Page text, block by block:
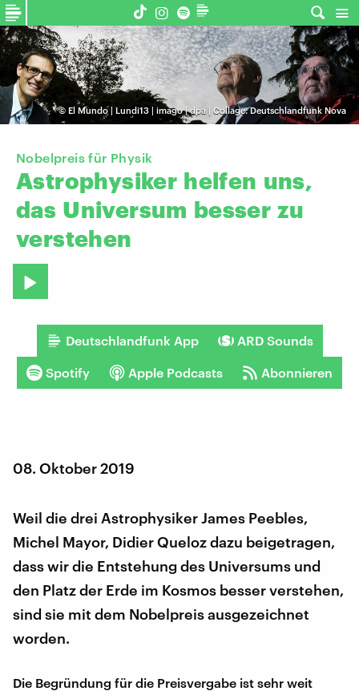
© El Mundo | Lundi13 | imago | dpa | Collage: Deutschlandfunk Nova
Nobelpreis für Physik
Astrophysiker helfen uns,
das Universum besser zu
verstehen
Deutschlandfunk App ARD Sounds
Spotify Apple Podcasts Abonnieren
08. Oktober 2019
Weil die drei Astrophysiker James Peebles,
Michel Mayor, Didier Queloz dazu beigetragen,
dass wir die Entstehung des Universums und
den Platz der Erde im Kosmos besser verstehen,
sind sie mit dem Nobelpreis ausgezeichnet
worden.
Die Begründung für die Preisvergabe ist sehr weit